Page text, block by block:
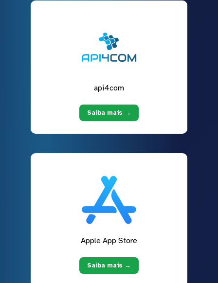
api4com
Saiba mais →
Apple App Store
Saiba mais →